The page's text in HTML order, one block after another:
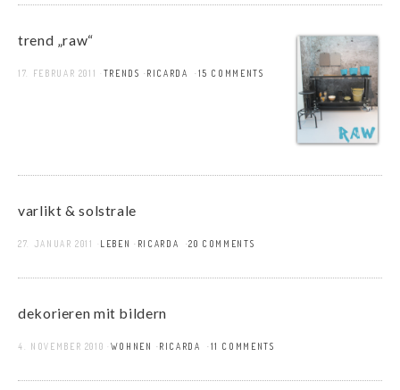
trend „raw“
17. FEBRUAR 2011 TRENDS RICARDA 15 COMMENTS
varlikt & solstrale
27. JANUAR 2011 LEBEN RICARDA 20 COMMENTS
dekorieren mit bildern
4. NOVEMBER 2010 WOHNEN RICARDA 11 COMMENTS